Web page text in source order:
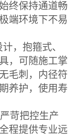
终保持通道畅
端环境下不易
，抱箍式、
，可随施工掌
毛刺，内径符
养护，使用寿
苛把控生产
程提供专业远